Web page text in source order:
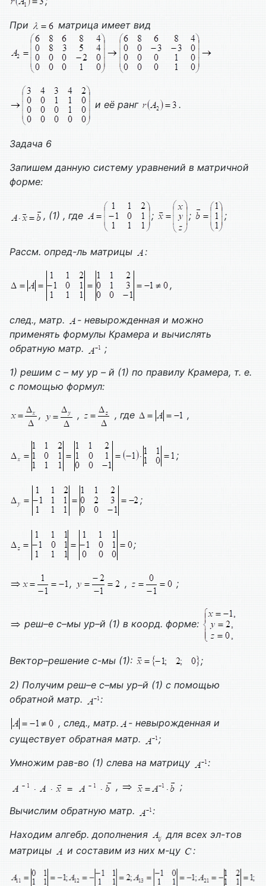
При матрица имеет вид
и её ранг .
Задача 6
Запишем данную систему уравнений в матричной
форме:
, (1) , где ; ; ;
Рассм. опред-ль матрицы :
,
след., матр.
- невырожденная и можно
применять формулы Крамера и вычислять
обратную матр.
;
1) решим с – му ур – й (1) по правилу Крамера, т. е.
с помощью формул:
, , , где ,
;
;
;
, , ;
реш–е с–мы ур–й (1) в коорд. форме:
Вектор–решение с-мы (1): ;
2) Получим реш–е с–мы ур–й (1) с помощью
обратной матр.
:
, след., матр.
- невырожденная и
существует обратная матр.
;
Умножим рав-во (1) слева на матрицу
:
,
;
Вычислим обратную матр.
:
Находим алгебр. дополнения
для всех эл-тов
матрицы
и составим из них м-цу :